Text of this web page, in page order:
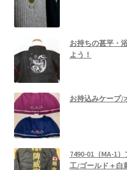
お持ちの甚平・
よう！
お持込みケープ/
7490-01（MA-1
工/ゴールド＋白